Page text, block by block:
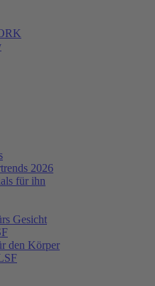
2026
für ihn
Gesicht
den Körper